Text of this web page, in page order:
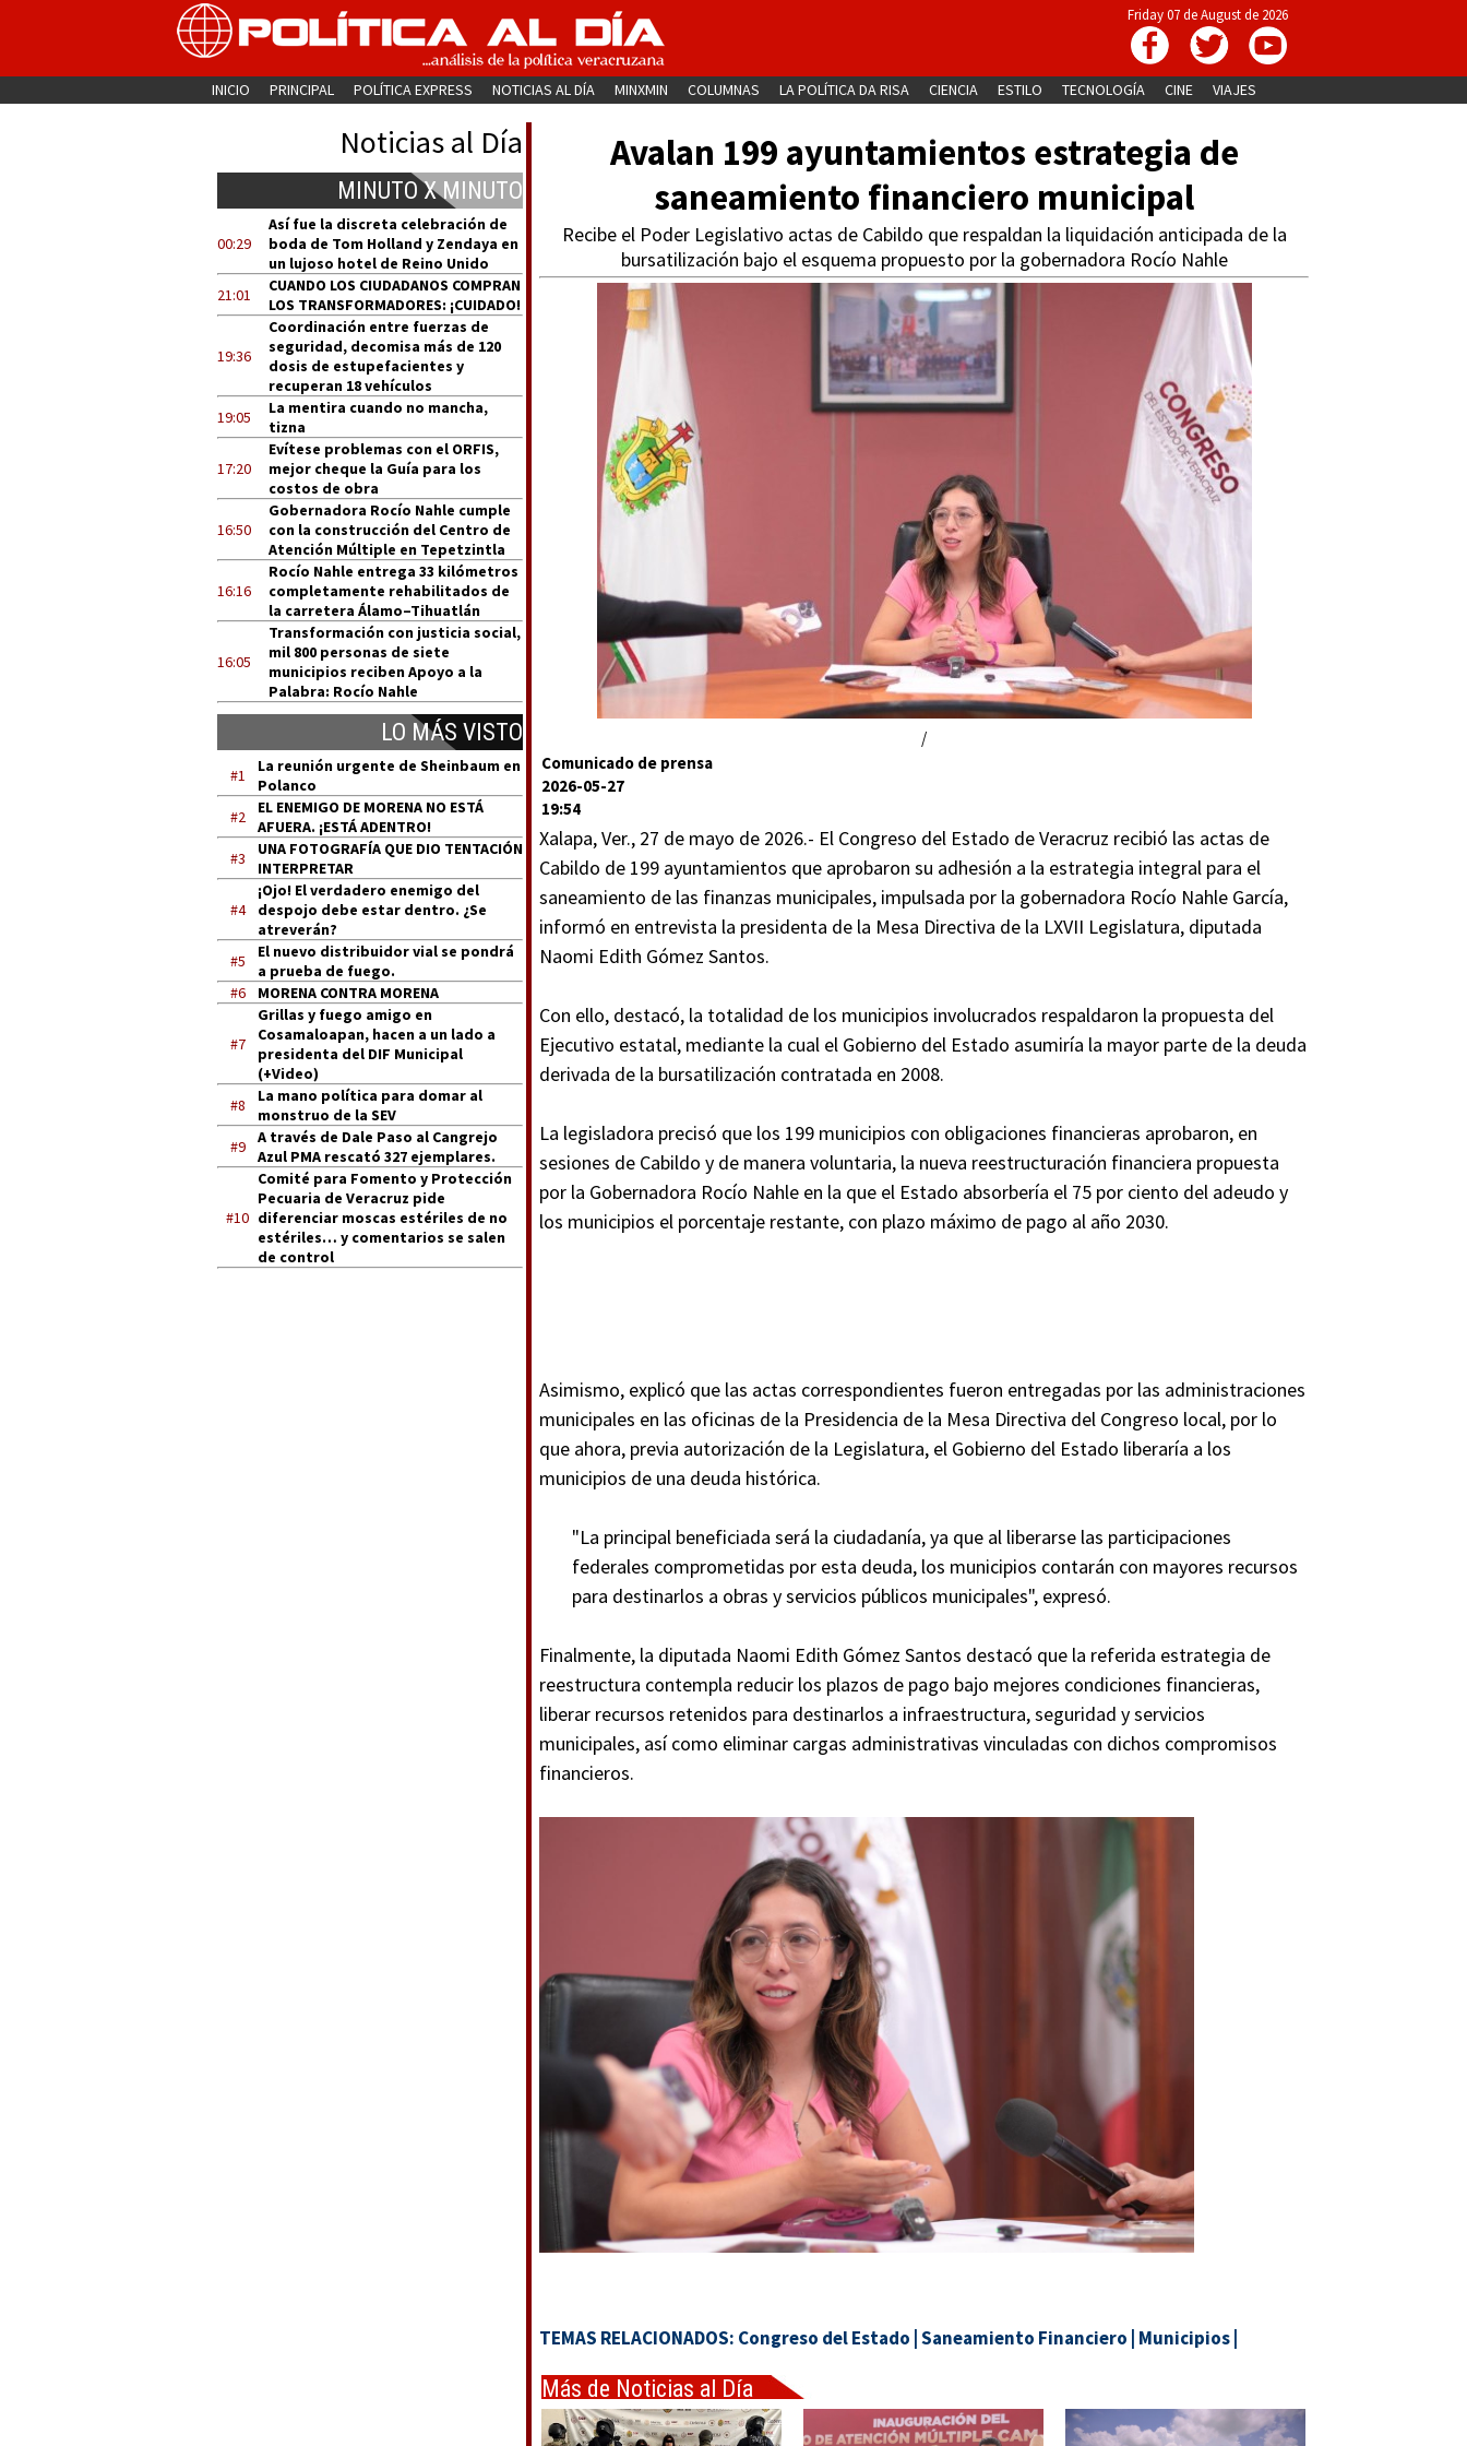
Friday 07 de August de 2026
INICIO PRINCIPAL POLÍTICA EXPRESS NOTICIAS AL DÍA MINXMIN COLUMNAS LA POLÍTICA DA RISA CIENCIA ESTILO TECNOLOGÍA CINE VIAJES
Noticias al Día
MINUTO X MINUTO
00:29
Así fue la discreta celebración de
boda de Tom Holland y Zendaya en
un lujoso hotel de Reino Unido
21:01
CUANDO LOS CIUDADANOS COMPRAN
LOS TRANSFORMADORES: ¡CUIDADO!
19:36
Coordinación entre fuerzas de
seguridad, decomisa más de 120
dosis de estupefacientes y
recuperan 18 vehículos
19:05
La mentira cuando no mancha,
tizna
17:20
Evítese problemas con el ORFIS,
mejor cheque la Guía para los
costos de obra
16:50
Gobernadora Rocío Nahle cumple
con la construcción del Centro de
Atención Múltiple en Tepetzintla
16:16
Rocío Nahle entrega 33 kilómetros
completamente rehabilitados de
la carretera Álamo–Tihuatlán
16:05
Transformación con justicia social,
mil 800 personas de siete
municipios reciben Apoyo a la
Palabra: Rocío Nahle
LO MÁS VISTO
#1
La reunión urgente de Sheinbaum en
Polanco
#2
EL ENEMIGO DE MORENA NO ESTÁ
AFUERA. ¡ESTÁ ADENTRO!
#3
UNA FOTOGRAFÍA QUE DIO TENTACIÓN
INTERPRETAR
#4
¡Ojo! El verdadero enemigo del
despojo debe estar dentro. ¿Se
atreverán?
#5
El nuevo distribuidor vial se pondrá
a prueba de fuego.
#6
MORENA CONTRA MORENA
#7
Grillas y fuego amigo en
Cosamaloapan, hacen a un lado a
presidenta del DIF Municipal
(+Video)
#8
La mano política para domar al
monstruo de la SEV
#9
A través de Dale Paso al Cangrejo
Azul PMA rescató 327 ejemplares.
#10
Comité para Fomento y Protección
Pecuaria de Veracruz pide
diferenciar moscas estériles de no
estériles… y comentarios se salen
de control
Avalan 199 ayuntamientos estrategia de
saneamiento financiero municipal
Recibe el Poder Legislativo actas de Cabildo que respaldan la liquidación anticipada de la
bursatilización bajo el esquema propuesto por la gobernadora Rocío Nahle
/
Comunicado de prensa
2026-05-27
19:54
Xalapa, Ver., 27 de mayo de 2026.- El Congreso del Estado de Veracruz recibió las actas de
Cabildo de 199 ayuntamientos que aprobaron su adhesión a la estrategia integral para el
saneamiento de las finanzas municipales, impulsada por la gobernadora Rocío Nahle García,
informó en entrevista la presidenta de la Mesa Directiva de la LXVII Legislatura, diputada
Naomi Edith Gómez Santos.
Con ello, destacó, la totalidad de los municipios involucrados respaldaron la propuesta del
Ejecutivo estatal, mediante la cual el Gobierno del Estado asumiría la mayor parte de la deuda
derivada de la bursatilización contratada en 2008.
La legisladora precisó que los 199 municipios con obligaciones financieras aprobaron, en
sesiones de Cabildo y de manera voluntaria, la nueva reestructuración financiera propuesta
por la Gobernadora Rocío Nahle en la que el Estado absorbería el 75 por ciento del adeudo y
los municipios el porcentaje restante, con plazo máximo de pago al año 2030.
Asimismo, explicó que las actas correspondientes fueron entregadas por las administraciones
municipales en las oficinas de la Presidencia de la Mesa Directiva del Congreso local, por lo
que ahora, previa autorización de la Legislatura, el Gobierno del Estado liberaría a los
municipios de una deuda histórica.
"La principal beneficiada será la ciudadanía, ya que al liberarse las participaciones
federales comprometidas por esta deuda, los municipios contarán con mayores recursos
para destinarlos a obras y servicios públicos municipales", expresó.
Finalmente, la diputada Naomi Edith Gómez Santos destacó que la referida estrategia de
reestructura contempla reducir los plazos de pago bajo mejores condiciones financieras,
liberar recursos retenidos para destinarlos a infraestructura, seguridad y servicios
municipales, así como eliminar cargas administrativas vinculadas con dichos compromisos
financieros.
TEMAS RELACIONADOS: Congreso del Estado Saneamiento Financiero Municipios
Más de Noticias al Día